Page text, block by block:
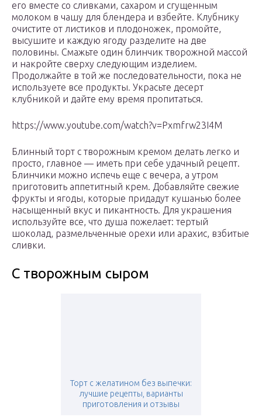
его вместе со сливками, сахаром и сгущенным
молоком в чашу для блендера и взбейте. Клубнику
очистите от листиков и плодоножек, промойте,
высушите и каждую ягоду разделите на две
половины. Смажьте один блинчик творожной массой
и накройте сверху следующим изделием.
Продолжайте в той же последовательности, пока не
используете все продукты. Украсьте десерт
клубникой и дайте ему время пропитаться.
https://www.youtube.com/watch?v=Pxmfrw23I4M
Блинный торт с творожным кремом делать легко и
просто, главное — иметь при себе удачный рецепт.
Блинчики можно испечь еще с вечера, а утром
приготовить аппетитный крем. Добавляйте свежие
фрукты и ягоды, которые придадут кушанью более
насыщенный вкус и пикантность. Для украшения
используйте все, что душа пожелает: тертый
шоколад, размельченные орехи или арахис, взбитые
сливки.
С творожным сыром
Торт с желатином без выпечки:
лучшие рецепты, варианты
приготовления и отзывы